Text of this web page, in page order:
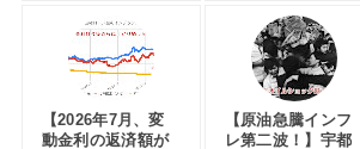
【2026年7月、変
動金利の返済額が
【原油急騰インフ
レ第二波！】宇都